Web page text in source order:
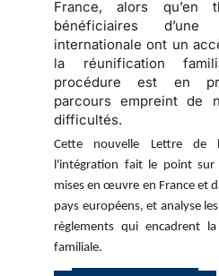
France, alors qu’en
bénéficiaires d’une
internationale ont un
la réunification
procédure est en
parcours empreint de
difficultés.
Cette nouvelle Lettre de
l'intégration fait le point sur
mises en œuvre en France et
pays européens, et analyse
règlements qui encadrent
familiale.